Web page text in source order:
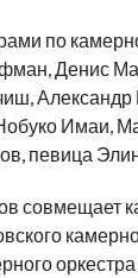
по
Денис
Имаи,
певица
совмещает